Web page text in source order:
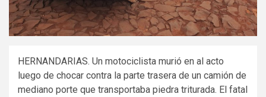
HERNANDARIAS. Un motociclista murió en al acto
luego de chocar contra la parte trasera de un camión de
mediano porte que transportaba piedra triturada. El fatal